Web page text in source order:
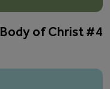
#4 Your Life in the Body of Christ